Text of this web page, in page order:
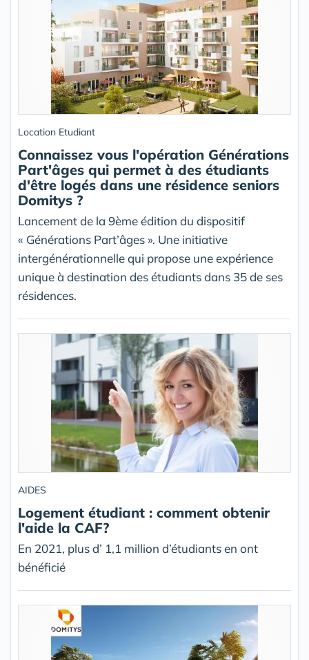
Location Etudiant
Connaissez vous l'opération Générations
Part'âges qui permet à des étudiants
d'être logés dans une résidence seniors
Domitys ?
Lancement de la 9ème édition du dispositif
« Générations Part’âges ». Une initiative
intergénérationnelle qui propose une expérience
unique à destination des étudiants dans 35 de ses
résidences.
AIDES
Logement étudiant : comment obtenir
l'aide la CAF?
En 2021, plus d’ 1,1 million d’étudiants en ont
bénéficié